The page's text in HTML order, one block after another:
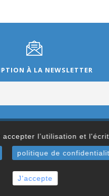
l’utilisation et
politique de
J'accepte
À LA NEWSLETTER